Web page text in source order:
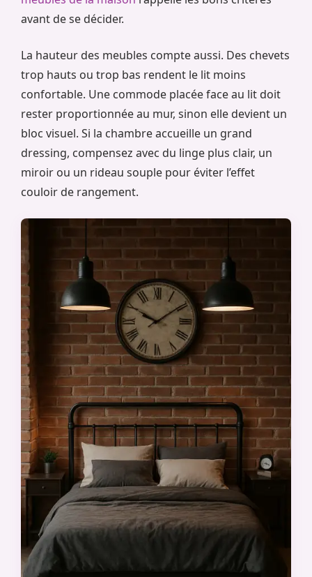
avant de se décider.
La hauteur des meubles compte aussi. Des chevets
trop hauts ou trop bas rendent le lit moins
confortable. Une commode placée face au lit doit
rester proportionnée au mur, sinon elle devient un
bloc visuel. Si la chambre accueille un grand
dressing, compensez avec du linge plus clair, un
miroir ou un rideau souple pour éviter l’effet
couloir de rangement.